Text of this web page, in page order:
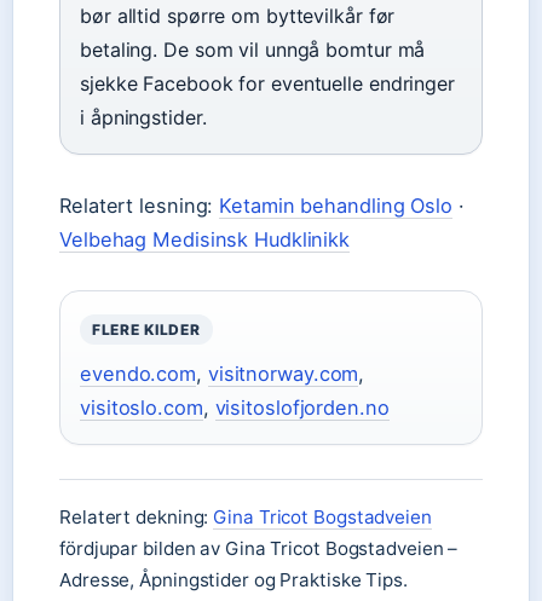
bør alltid spørre om byttevilkår før
betaling. De som vil unngå bomtur må
sjekke Facebook for eventuelle endringer
i åpningstider.
Relatert lesning: Ketamin behandling Oslo ·
Velbehag Medisinsk Hudklinikk
FLERE KILDER
evendo.com, visitnorway.com,
visitoslo.com, visitoslofjorden.no
Relatert dekning: Gina Tricot Bogstadveien
fördjupar bilden av Gina Tricot Bogstadveien –
Adresse, Åpningstider og Praktiske Tips.